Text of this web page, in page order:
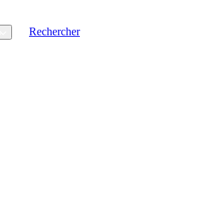
Rechercher